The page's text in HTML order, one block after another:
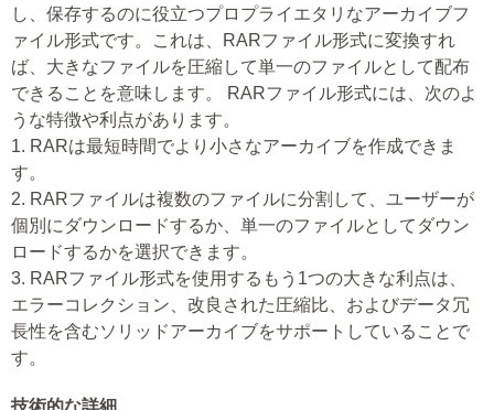
し、保存するのに役立つプロプライエタリなアーカイブフ
ァイル形式です。これは、RARファイル形式に変換すれ
ば、大きなファイルを圧縮して単一のファイルとして配布
できることを意味します。 RARファイル形式には、次のよ
うな特徴や利点があります。
1. RARは最短時間でより小さなアーカイブを作成できま
す。
2. RARファイルは複数のファイルに分割して、ユーザーが
個別にダウンロードするか、単一のファイルとしてダウン
ロードするかを選択できます。
3. RARファイル形式を使用するもう1つの大きな利点は、
エラーコレクション、改良された圧縮比、およびデータ冗
長性を含むソリッドアーカイブをサポートしていることで
す。